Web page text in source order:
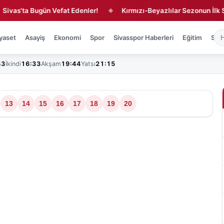
Bugün Vefat Edenler! ◆ Kırmızı-Beyazlılar Sezonun İlk Sınavına
Asayiş Ekonomi Spor Sivasspor Haberleri Eğitim
İkindi 16:33Akşam 19:44Yatsı21:15
son dakika ve yerel
13 14 15 16 17 18 19 20